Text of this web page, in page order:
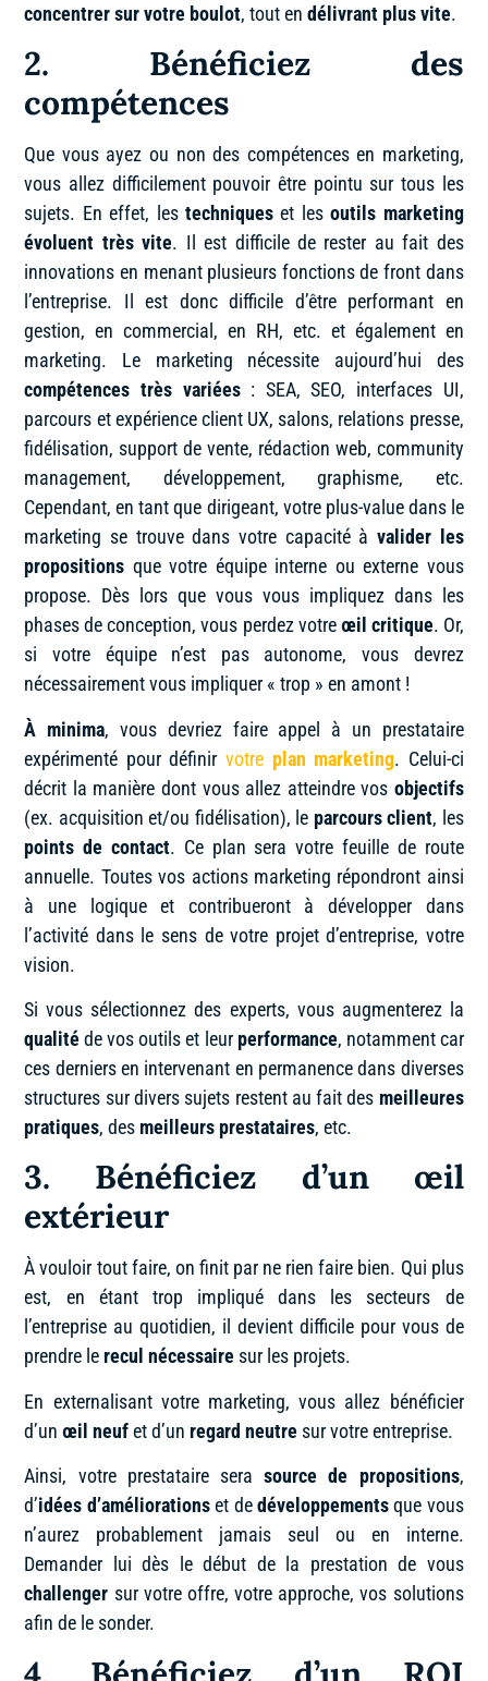
concentrer sur votre boulot, tout endélivrant plus vite.
2. Bénéficiez des
compétences
Que vous ayez ou non des compétences en marketing,
vous allez difficilement pouvoir être pointu sur tous les
sujets. En effet, les techniqueset lesoutils marketing
évoluent très vite. Il est difficile de rester au fait des
innovations en menant plusieurs fonctions de front dans
l’entreprise. Il est donc difficile d’être performant en
gestion, en commercial, en RH, etc. et également en
marketing. Le marketing nécessite aujourd’hui des
compétences très variées: SEA, SEO, interfaces UI,
parcours et expérience client UX, salons, relations presse,
fidélisation, support de vente, rédaction web, community
management, développement, graphisme, etc.
Cependant, en tant que dirigeant, votre plus-value dans le
marketing se trouve dans votre capacité à valider les
propositions que votre équipe interne ou externe vous
propose. Dès lors que vous vous impliquez dans les
phases de conception, vous perdez votreœil critique. Or,
si votre équipe n’est pas autonome, vous devrez
nécessairement vous impliquer « trop » en amont !
À minima, vous devriez faire appel à un prestataire
expérimenté pour définir votre plan marketing. Celui-ci
décrit la manière dont vous allez atteindre vos objectifs
(ex. acquisition et/ou fidélisation), le parcours client, les
points de contact. Ce plan sera votre feuille de route
annuelle. Toutes vos actions marketing répondront ainsi
à une logique et contribueront à développer dans
l’activité dans le sens de votre projet d’entreprise, votre
vision.
Si vous sélectionnez des experts, vous augmenterez la
qualitéde vos outils et leur performance, notamment car
ces derniers en intervenant en permanence dans diverses
structures sur divers sujets restent au fait des meilleures
pratiques, des meilleurs prestataires, etc.
3. Bénéficiez d’un œil
extérieur
À vouloir tout faire, on finit par ne rien faire bien. Qui plus
est, en étant trop impliqué dans les secteurs de
l’entreprise au quotidien, il devient difficile pour vous de
prendre lerecul nécessaire sur les projets.
En externalisant votre marketing, vous allez bénéficier
d’unœil neufet d’unregard neutre sur votre entreprise.
Ainsi, votre prestataire serasource de propositions,
d’idées d’améliorationset dedéveloppementsque vous
n’aurez probablement jamais seul ou en interne.
Demander lui dès le début de la prestation de vous
challenger sur votre offre, votre approche, vos solutions
afin de le sonder.